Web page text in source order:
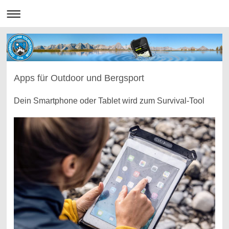
Apps für Outdoor und Bergsport
Dein Smartphone oder Tablet wird zum Survival-Tool